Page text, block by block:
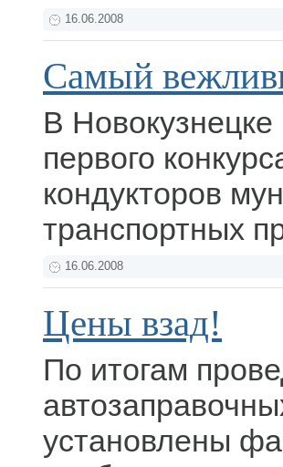
16.06.2008
Самый
В
первого
кондукторов
транспортных
16.06.2008
Цены взад!
По итогам
установлены